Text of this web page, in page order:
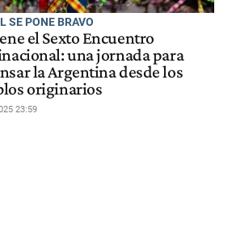
SE PONE BRAVO
el Sexto Encuentro
una jornada para
la Argentina desde los
originarios
23:59